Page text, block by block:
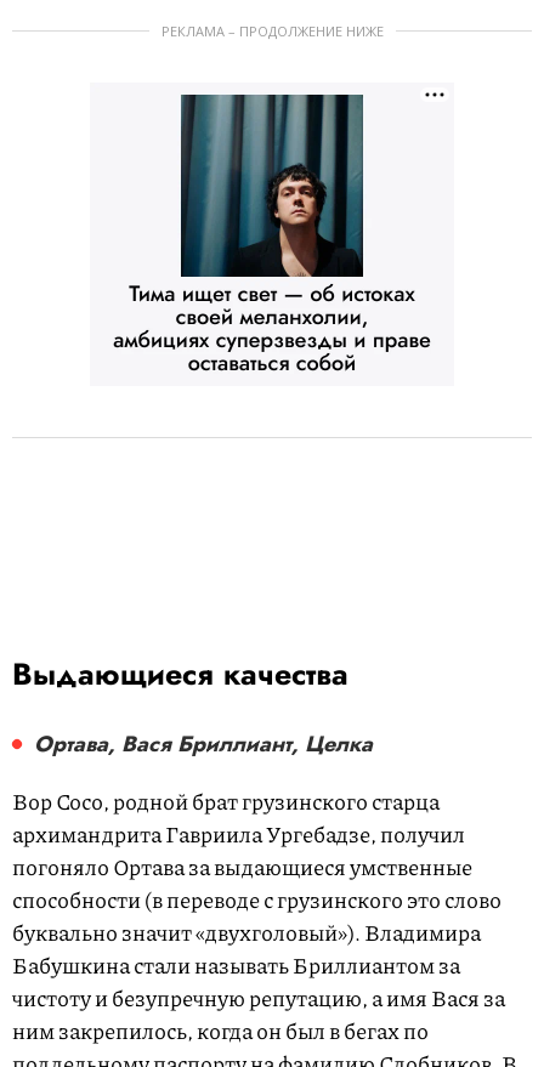
РЕКЛАМА – ПРОДОЛЖЕНИЕ НИЖЕ
Выдающиеся качества
Ортава, Вася Бриллиант, Целка
Вор Сосо, родной брат грузинского старца
архимандрита Гавриила Ургебадзе, получил
погоняло Ортава за выдающиеся умственные
способности (в переводе с грузинского это слово
буквально значит «двухголовый»). Владимира
Бабушкина стали называть Бриллиантом за
чистоту и безупречную репутацию, а имя Вася за
ним закрепилось, когда он был в бегах по